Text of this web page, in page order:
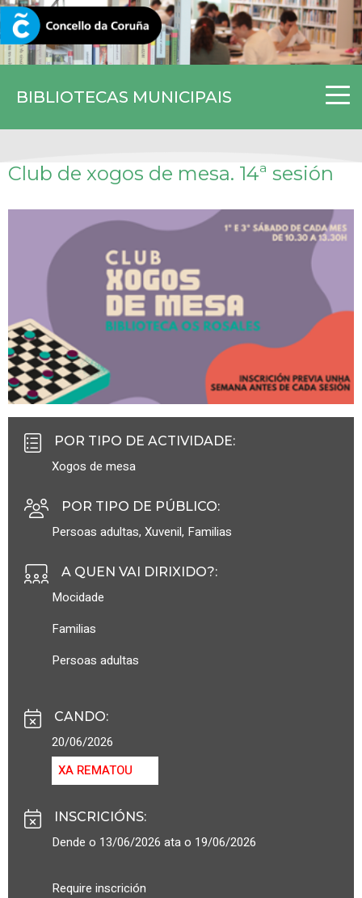
BIBLIOTECAS MUNICIPAIS
CORUNA.GAL
Club de xogos de mesa. 14ª sesión
POR TIPO DE ACTIVIDADE:
Xogos de mesa
POR TIPO DE PÚBLICO:
Persoas adultas, Xuvenil, Familias
A QUEN VAI DIRIXIDO?:
Mocidade
Familias
Persoas adultas
CANDO:
20/06/2026
XA REMATOU
INSCRICIÓNS:
Dende o 13/06/2026 ata o 19/06/2026
Require inscrición